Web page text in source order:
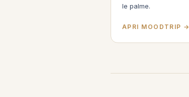
le palme.
APRI MOODTRIP →